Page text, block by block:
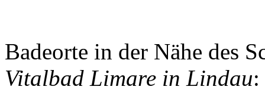
Badeorte in der Nähe des
Vitalbad Limare in Lindau: